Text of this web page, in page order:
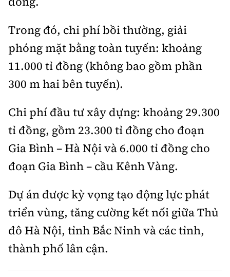
Trong đó, chi phí bồi thường, giải
phóng mặt bằng toàn tuyến: khoảng
11.000 tỉ đồng (không bao gồm phần
300 m hai bên tuyến).
Chi phí đầu tư xây dựng: khoảng 29.300
tỉ đồng, gồm 23.300 tỉ đồng cho đoạn
Gia Bình – Hà Nội và 6.000 tỉ đồng cho
đoạn Gia Bình – cầu Kênh Vàng.
Dự án được kỳ vọng tạo động lực phát
triển vùng, tăng cường kết nối giữa Thủ
đô Hà Nội, tỉnh Bắc Ninh và các tỉnh,
thành phố lân cận.